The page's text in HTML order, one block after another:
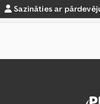
Sazināties ar